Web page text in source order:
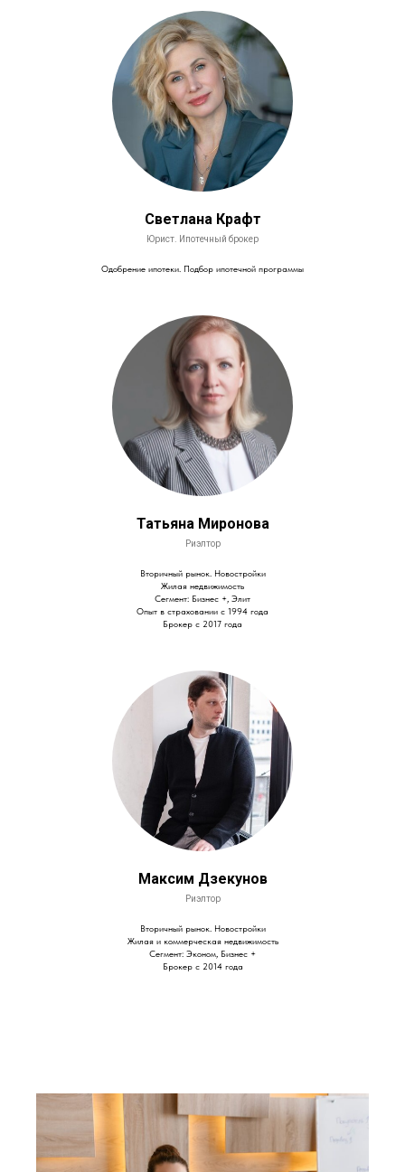
Светлана Крафт
Юрист. Ипотечный брокер
Одобрение ипотеки. Подбор ипотечной программы
Татьяна Миронова
Риэлтор
Вторичный рынок. Новостройки
Жилая недвижимость
Сегмент: Бизнес +, Элит
Опыт в страховании с 1994 года
Брокер с 2017 года
Максим Дзекунов
Риэлтор
Вторичный рынок. Новостройки
Жилая и коммерческая недвижимость
Сегмент: Эконом, Бизнес +
Брокер с 2014 года